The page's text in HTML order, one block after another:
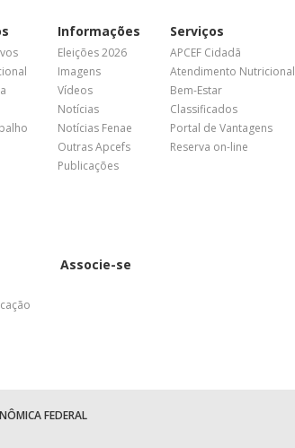
Informações
Eleições 2026
Imagens
Vídeos
Notícias
Notícias Fenae
Outras Apcefs
Publicações
Serviços
APCEF Cidadã
Atendimento Nutricional
Bem-Estar
Classificados
Portal de Vantagens
Reserva on-line
Associe-se
FEDERAL